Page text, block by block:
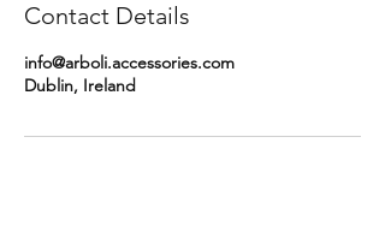
Contact Details
info@arboli.accessories.com
Dublin, Ireland